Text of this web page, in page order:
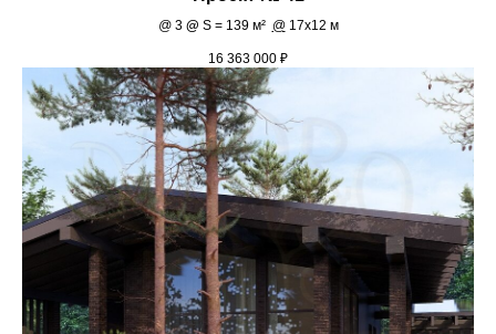
@ 3 @ S = 139 м² @17х12 м
16 363 000 ₽